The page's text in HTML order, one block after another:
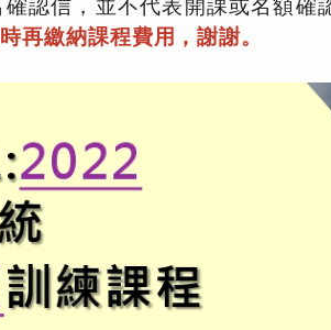
再繳納課程費用，謝謝。